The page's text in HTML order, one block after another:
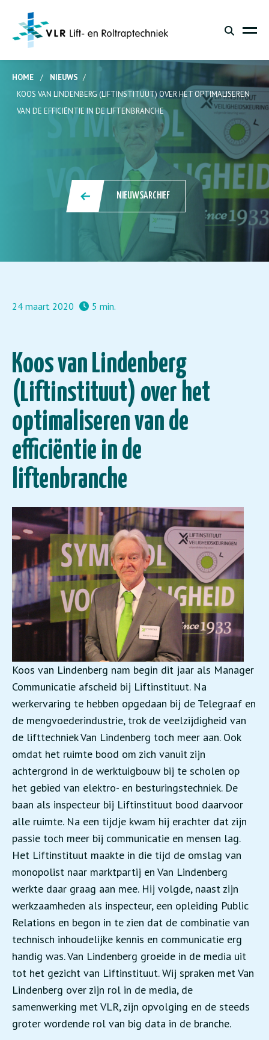
HOME / NIEUWS /
KOOS VAN LINDENBERG (LIFTINSTITUUT) OVER HET OPTIMALISEREN
VAN DE EFFICIËNTIE IN DE LIFTENBRANCHE
NIEUWSARCHIEF
24 maart 2020 5 min.
Koos van Lindenberg
(Liftinstituut) over het
optimaliseren van de
efficiëntie in de
liftenbranche
Koos van Lindenberg nam begin dit jaar als Manager
Communicatie afscheid bij Liftinstituut. Na
werkervaring te hebben opgedaan bij de Telegraaf en
de mengvoederindustrie, trok de veelzijdigheid van
de lifttechniek Van Lindenberg toch meer aan. Ook
omdat het ruimte bood om zich vanuit zijn
achtergrond in de werktuigbouw bij te scholen op
het gebied van elektro- en besturingstechniek. De
baan als inspecteur bij Liftinstituut bood daarvoor
alle ruimte. Na een tijdje kwam hij erachter dat zijn
passie toch meer bij communicatie en mensen lag.
Het Liftinstituut maakte in die tijd de omslag van
monopolist naar marktpartij en Van Lindenberg
werkte daar graag aan mee. Hij volgde, naast zijn
werkzaamheden als inspecteur, een opleiding Public
Relations en begon in te zien dat de combinatie van
technisch inhoudelijke kennis en communicatie erg
handig was. Van Lindenberg groeide in de media uit
tot het gezicht van Liftinstituut. Wij spraken met Van
Lindenberg over zijn rol in de media, de
samenwerking met VLR, zijn opvolging en de steeds
groter wordende rol van big data in de branche.